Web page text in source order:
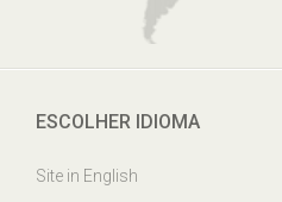
ESCOLHER IDIOMA
Site in English